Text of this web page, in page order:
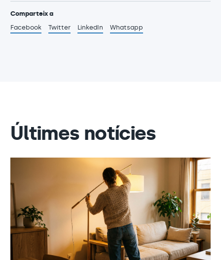
Comparteix a
Facebook
Twitter LinkedIn Whatsapp
Últimes notícies